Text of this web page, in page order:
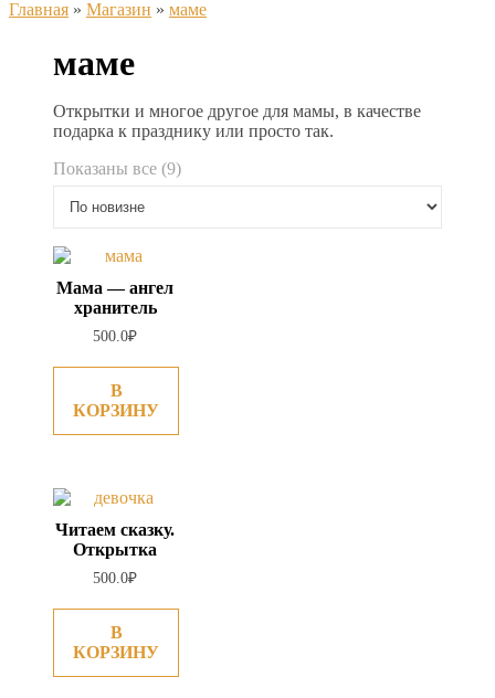
Главная » Магазин » маме
маме
Открытки и многое другое для мамы, в качестве
подарка к празднику или просто так.
Показаны все (9)Сортировка:
Мама — ангел
хранитель
500.0₽
В
КОРЗИНУ
Читаем сказку.
Открытка
500.0₽
В
КОРЗИНУ